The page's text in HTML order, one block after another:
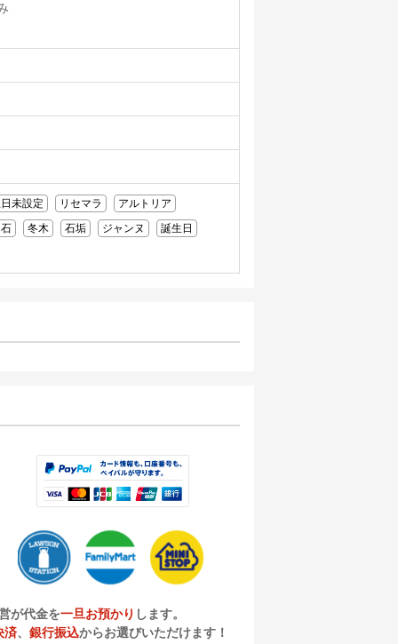
未設定 リセマラ
アルトリア
石
冬木 石垢 ジャンヌ 誕生日
が代金を一旦お預かり します。
済、 銀行振込からお選びいただけます！